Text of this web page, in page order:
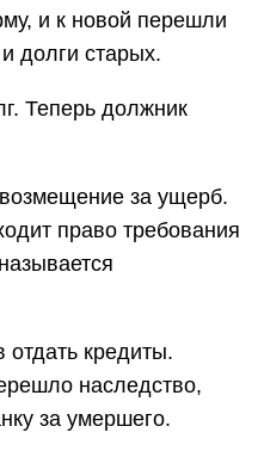
и к новой перешли
долги старых.
Теперь должник
за ущерб.
право требования
кредиты.
наследство,
за умершего.